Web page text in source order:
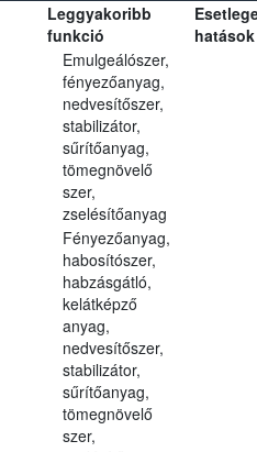
Leggyakoribb
funkció
hatások
Emulgeálószer,
fényezőanyag,
nedvesítőszer,
stabilizátor,
sűrítőanyag,
tömegnövelő
szer,
zselésítőanyag
Fényezőanyag,
habosítószer,
habzásgátló,
kelátképző
anyag,
nedvesítőszer,
stabilizátor,
sűrítőanyag,
tömegnövelő
szer,